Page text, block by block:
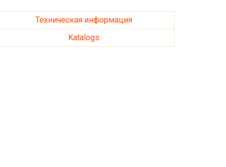
Техническая информация
Katalogs